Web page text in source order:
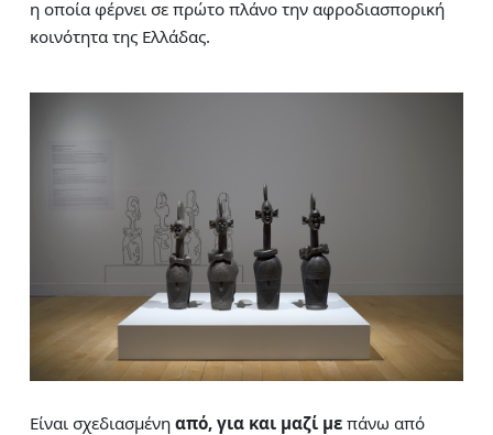
η οποία φέρνει σε πρώτο πλάνο την αφροδιασπορική
κοινότητα της Ελλάδας.
Είναι σχεδιασμένηαπό, για και μαζί με πάνω από